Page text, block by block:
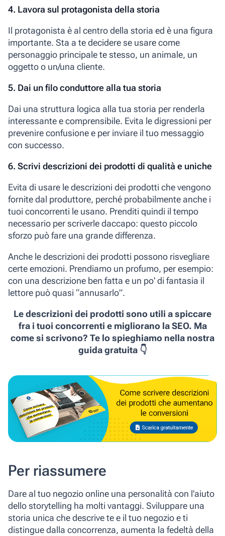
4. Lavora sul protagonista della storia
Il protagonista è al centro della storia ed è una figura
importante. Sta a te decidere se usare come
personaggio principale te stesso, un animale, un
oggettoo un/una cliente.
5. Dai un filo conduttore alla tua storia
Dai una struttura logica alla tua storia per renderla
interessante e comprensibile. Evita le digressioni per
prevenire confusione e per inviare il tuo messaggio
con successo.
6. Scrivi descrizioni dei prodotti di qualità e uniche
Evita di usare le descrizioni dei prodotti che vengono
fornite dal produttore, perché probabilmente anche i
tuoi concorrenti le usano. Prenditi quindi il tempo
necessario per scriverle daccapo: questo piccolo
sforzo può fare una grande differenza.
Anche le descrizioni dei prodotti possono risvegliare
certe emozioni. Prendiamo un profumo, per esempio:
con una descrizione ben fatta e un po' di fantasia il
lettore può quasi “annusarlo”.
Le descrizioni dei prodotti sono utili a spiccare
fra i tuoi concorrenti e migliorano la SEO. Ma
come si scrivono? Te lo spieghiamo nella nostra
guida gratuita 👇
Per riassumere
Dare al tuo negozio online una personalità con l'aiuto
dello storytelling ha molti vantaggi. Sviluppare una
storia unica che descrive te e il tuo negozio e ti
distingue dalla concorrenza, aumenta la fedeltà della